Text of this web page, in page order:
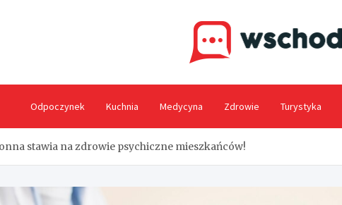
Odpoczynek Kuchnia Medycyna Zdrowie Turystyka
stawia na zdrowie psychiczne mieszkańców!